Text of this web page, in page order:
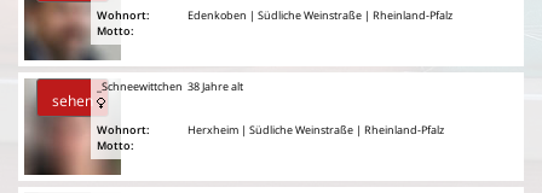
Wohnort:
Motto:
Edenkoben | Südliche Weinstraße | Rheinland-Pfalz
sehen
_Schneewittchen
Wohnort:
Motto:
38 Jahre alt
Herxheim | Südliche Weinstraße | Rheinland-Pfalz